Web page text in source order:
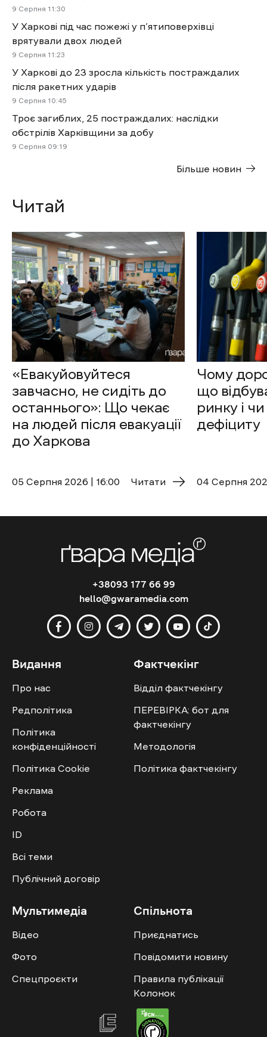
9 Cерпня 11:30
У Харкові під час пожежі у п’ятиповерхівці
врятували двох людей
9 Cерпня 11:23
У Харкові до 23 зросла кількість постраждалих
після ракетних ударів
9 Cерпня 10:45
Троє загиблих, 25 постраждалих: наслідки
обстрілів Харківщини за добу
9 Cерпня 09:19
Більше новин
Читай
«Евакуйовуйтеся
завчасно, не сидіть до
останнього»: Що чекає
на людей після евакуації
до Харкова
05 Cерпня 2026 | 16:00 Читати
Чому
що
ринку і
дефіциту
04 Cерпня
+38093 177 66 99
hello@gwaramedia.com
Видання
Про нас
Редполітика
Політика
конфіденційності
Політика Cookie
Реклама
Робота
ID
Всі теми
Публічний договір
Фактчекінг
Відділ фактчекінгу
ПЕРЕВІРКА: бот для
фактчекінгу
Методологія
Політика фактчекінгу
Мультимедіа
Відео
Фото
Спецпроєкти
Спільнота
Приєднатись
Повідомити новину
Правила публікації
Колонок